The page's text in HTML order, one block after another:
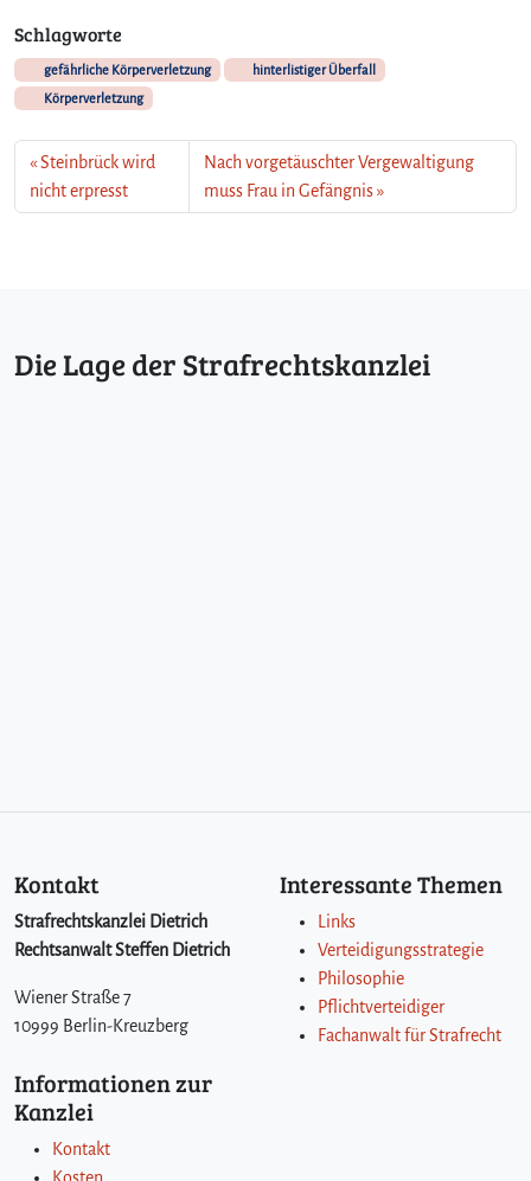
Schlagworte
gefährliche Körperverletzung
hinterlistiger Überfall
Körperverletzung
Steinbrück wird
nicht erpresst
Nach vorgetäuschter Vergewaltigung
muss Frau in Gefängnis
Die Lage der Strafrechtskanzlei
Kontakt
Strafrechtskanzlei Dietrich
Rechtsanwalt Steffen Dietrich
Wiener Straße 7
10999 Berlin-Kreuzberg
Interessante Themen
Links
Verteidigungsstrategie
Philosophie
Pflichtverteidiger
Fachanwalt für Strafrecht
Informationen zur
Kanzlei
Kontakt